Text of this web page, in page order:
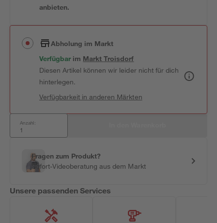
anbieten.
Abholung im Markt
Verfügbar im MarktTroisdorf
Diesen Artikel können wir leider nicht für dich
hinterlegen.
Verfügbarkeit in anderen Märkten
Anzahl:
Fragen zum Produkt?
Sofort-Videoberatung aus dem Markt
Unsere passenden Services